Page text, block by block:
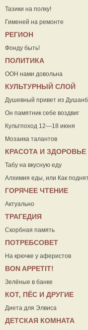
Тазики на полку!
Гименей на ремонте
РЕГИОН
Фонду быть!
ПОЛИТИКА
ООН нами довольна
КУЛЬТУРНЫЙ СЛОЙ
Душевный привет из
Он памятник себе воздвиг
Культпоход 12—18 июня
Мозаика талантов
КРАСОТА И ЗДОРОВЬЕ
Табу на вкусную еду
Алхимия еды, или Как
ГОРЯЧЕЕ ЧТЕНИЕ
Актуально
ТРАГЕДИЯ
Скорбная память
ПОТРЕБСОВЕТ
На крючке у аферистов
ВON APPETIT!
Зелёные в банке
КОТ, ПЁС И ДРУГИЕ
Диета для Элвиса
ДЕТСКАЯ КОМНАТА